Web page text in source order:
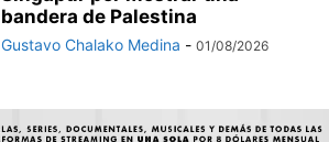
bandera de Palestina
Gustavo Chalako Medina - 01/08/2026